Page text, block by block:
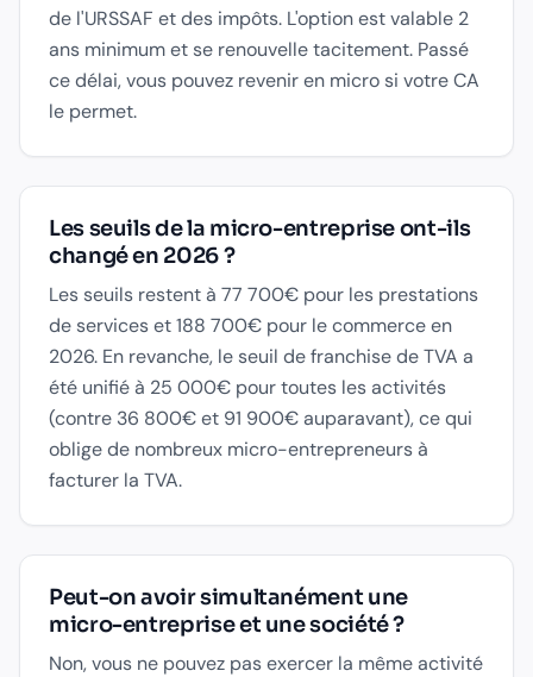
de l'URSSAF et des impôts. L'option est valable 2
ans minimum et se renouvelle tacitement. Passé
ce délai, vous pouvez revenir en micro si votre CA
le permet.
Les seuils de la micro-entreprise ont-ils
changé en 2026 ?
Les seuils restent à 77 700€ pour les prestations
de services et 188 700€ pour le commerce en
2026. En revanche, le seuil de franchise de TVA a
été unifié à 25 000€ pour toutes les activités
(contre 36 800€ et 91 900€ auparavant), ce qui
oblige de nombreux micro-entrepreneurs à
facturer la TVA.
Peut-on avoir simultanément une
micro-entreprise et une société ?
Non, vous ne pouvez pas exercer la même activité